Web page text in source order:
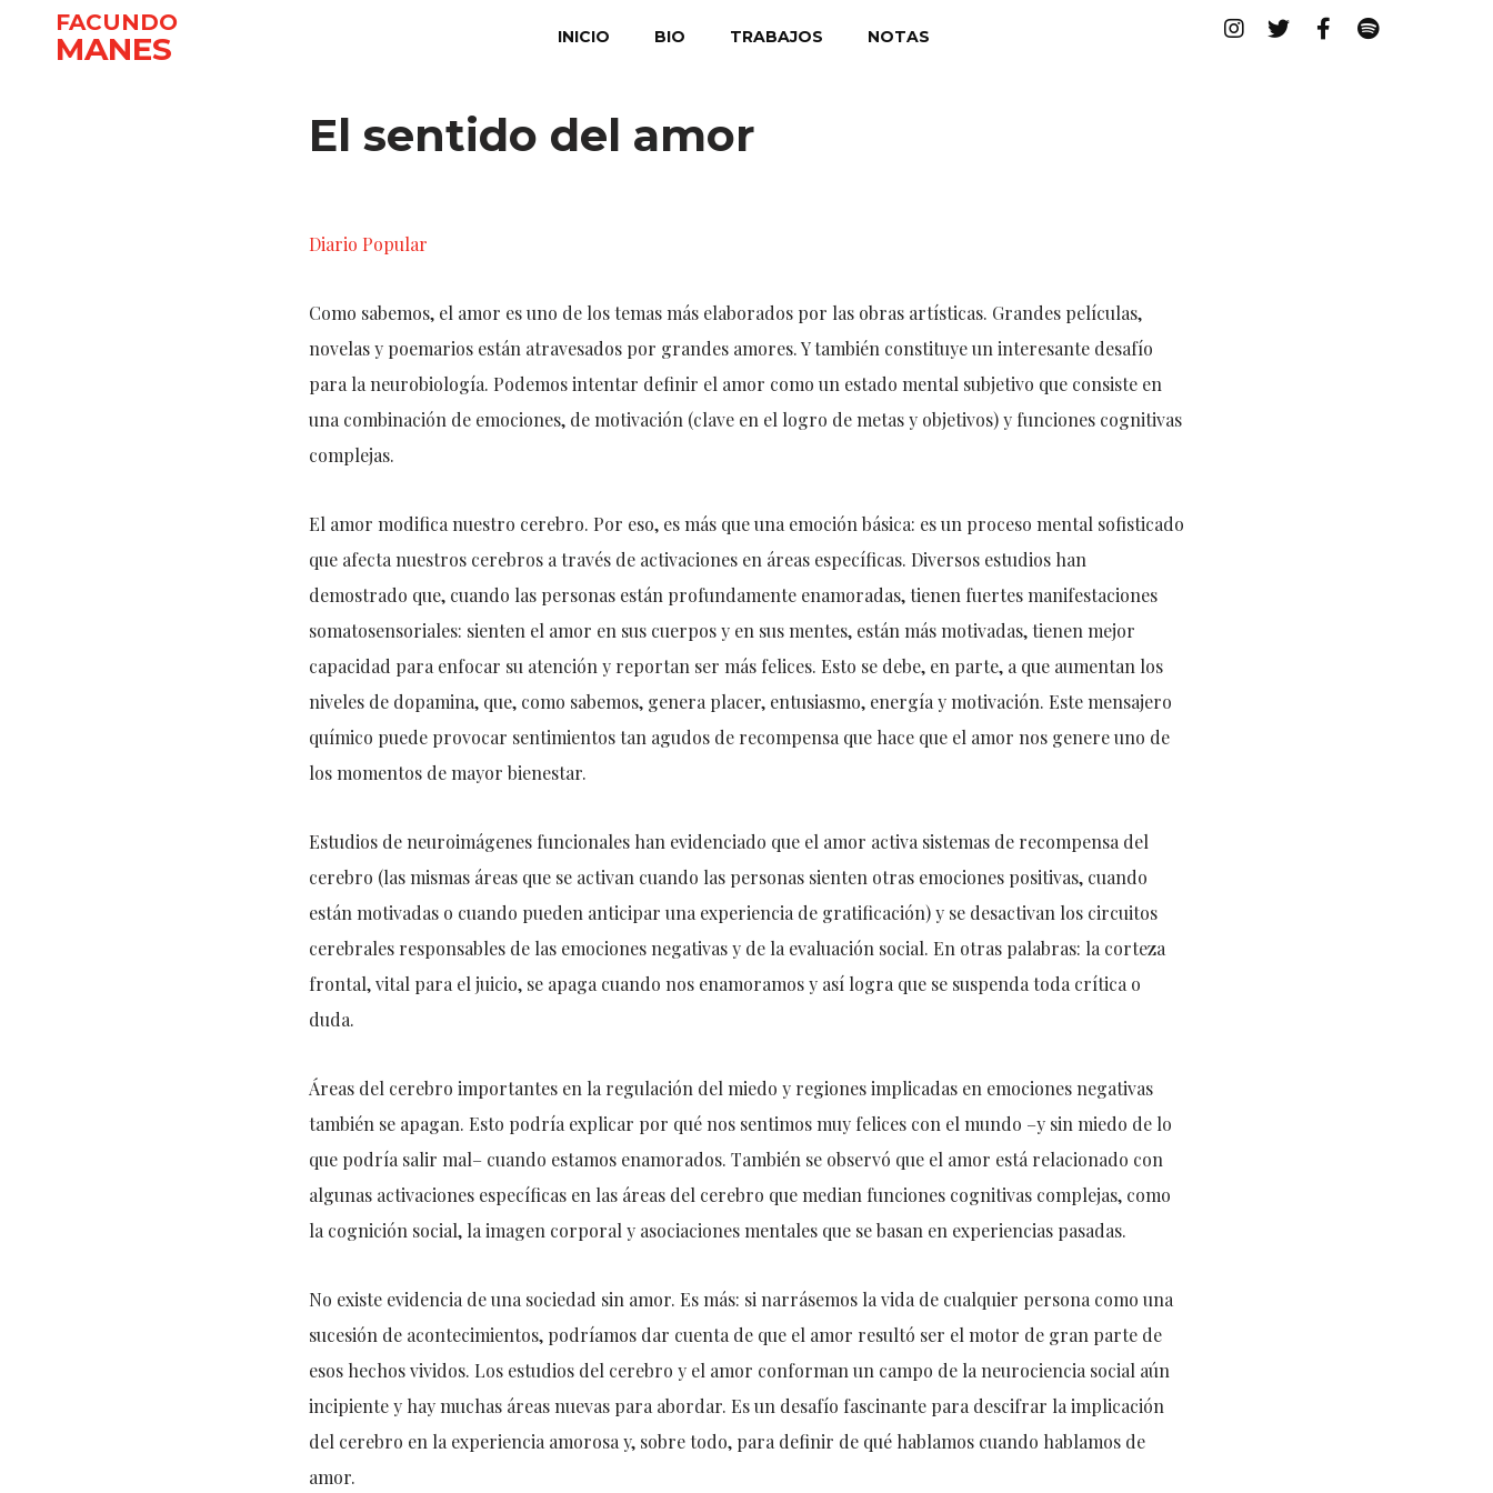
FACUNDO
MANES INICIO BIO TRABAJOS NOTAS
El sentido del amor
Diario Popular
Como sabemos, el amor es uno de los temas más elaborados por las obras artísticas. Grandes películas,
novelas y poemarios están atravesados por grandes amores. Y también constituye un interesante desafío
para la neurobiología. Podemos intentar definir el amor como un estado mental subjetivo que consiste en
una combinación de emociones, de motivación (clave en el logro de metas y objetivos) y funciones cognitivas
complejas.
El amor modifica nuestro cerebro. Por eso, es más que una emoción básica: es un proceso mental sofisticado
que afecta nuestros cerebros a través de activaciones en áreas específicas. Diversos estudios han
demostrado que, cuando las personas están profundamente enamoradas, tienen fuertes manifestaciones
somatosensoriales: sienten el amor en sus cuerpos y en sus mentes, están más motivadas, tienen mejor
capacidad para enfocar su atención y reportan ser más felices. Esto se debe, en parte, a que aumentan los
niveles de dopamina, que, como sabemos, genera placer, entusiasmo, energía y motivación. Este mensajero
químico puede provocar sentimientos tan agudos de recompensa que hace que el amor nos genere uno de
los momentos de mayor bienestar.
Estudios de neuroimágenes funcionales han evidenciado que el amor activa sistemas de recompensa del
cerebro (las mismas áreas que se activan cuando las personas sienten otras emociones positivas, cuando
están motivadas o cuando pueden anticipar una experiencia de gratificación) y se desactivan los circuitos
cerebrales responsables de las emociones negativas y de la evaluación social. En otras palabras: la corteza
frontal, vital para el juicio, se apaga cuando nos enamoramos y así logra que se suspenda toda crítica o
duda.
Áreas del cerebro importantes en la regulación del miedo y regiones implicadas en emociones negativas
también se apagan. Esto podría explicar por qué nos sentimos muy felices con el mundo –y sin miedo de lo
que podría salir mal– cuando estamos enamorados. También se observó que el amor está relacionado con
algunas activaciones específicas en las áreas del cerebro que median funciones cognitivas complejas, como
la cognición social, la imagen corporal y asociaciones mentales que se basan en experiencias pasadas.
No existe evidencia de una sociedad sin amor. Es más: si narrásemos la vida de cualquier persona como una
sucesión de acontecimientos, podríamos dar cuenta de que el amor resultó ser el motor de gran parte de
esos hechos vividos. Los estudios del cerebro y el amor conforman un campo de la neurociencia social aún
incipiente y hay muchas áreas nuevas para abordar. Es un desafío fascinante para descifrar la implicación
del cerebro en la experiencia amorosa y, sobre todo, para definir de qué hablamos cuando hablamos de
amor.